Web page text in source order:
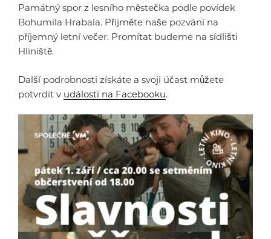
Památný spor z lesního městečka podle povídek
Bohumila Hrabala. Přijměte naše pozvání na
příjemný letní večer. Promítat budeme na sídlišti
Hliniště.
Další podrobnosti získáte a svoji účast můžete
potvrdit v události na Facebooku.